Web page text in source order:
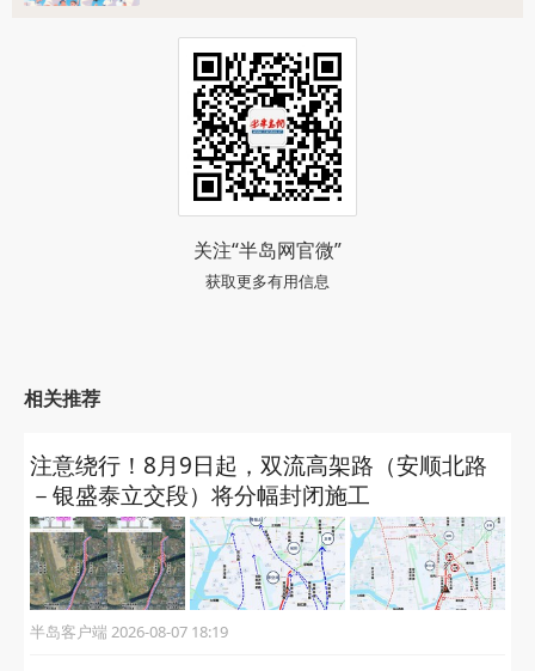
关注“半岛网官微”
获取更多有用信息
相关推荐
注意绕行！8月9日起，双流高架路（安顺北路
－银盛泰立交段）将分幅封闭施工
半岛客户端 2026-08-07 18:19